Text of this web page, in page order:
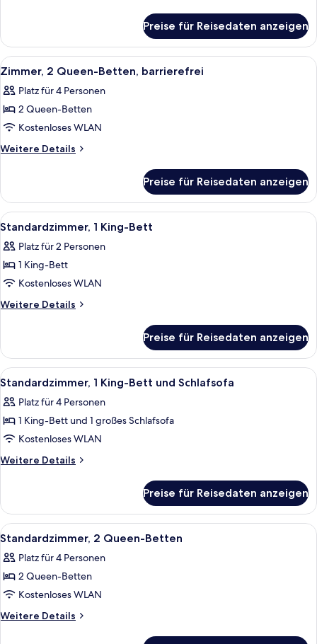
1 King-
Bett,
barrierefrei
Preise für Reisedaten anzeigen
Alle
Fotos
für
Zimmer,
2 Queen-
Betten,
Ein Hotelzimmer mit zwei Betten,
4
Zimmer, 2 Queen-Betten, barrierefrei
Platz für 4 Personen
2 Queen-Betten
Kostenloses WLAN
Weitere Details
Weitere
2 Queen-
Betten,
barrierefrei
Preise für Reisedaten anzeigen
Alle
Fotos
für
Standardzimmer,
1 King-
Bett
Ein Hotelzimmer mit einem großen
7
Standardzimmer, 1 King-Bett
Platz für 2 Personen
1 King-Bett
Kostenloses WLAN
Weitere Details
Weitere
1 King-
Bett
Preise für Reisedaten anzeigen
Alle
Fotos
für
Standardzimmer,
1 King-
Bett
anzeigen
Ein Hotelzimmer mit Bett, Sofa,
5
Standardzimmer, 1 King-Bett und Schlafsofa
Platz für 4 Personen
1 King-Bett und 1 großes Schlafsofa
Kostenloses WLAN
Weitere Details
Weitere
1 King-
Bett
und
Preise für Reisedaten anzeigen
Alle
Fotos
für
Standardzimmer,
2 Queen-
Betten
Ein Hotelzimmer mit zwei Betten,
6
Standardzimmer, 2 Queen-Betten
Platz für 4 Personen
2 Queen-Betten
Kostenloses WLAN
Weitere Details
Weitere